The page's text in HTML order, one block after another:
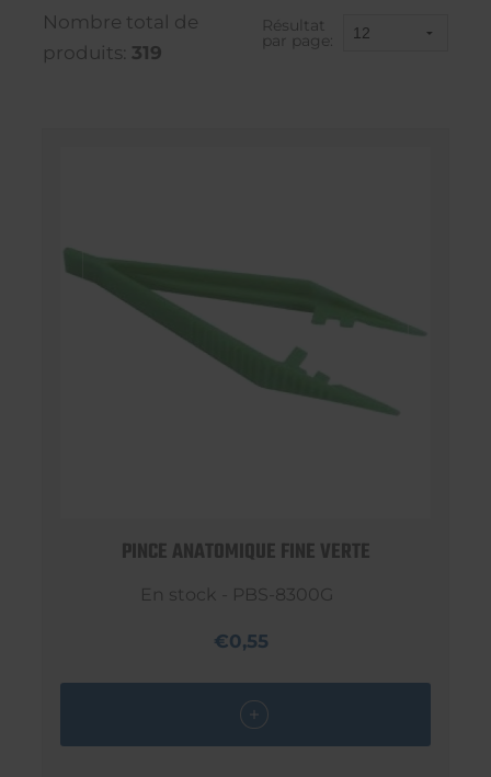
Nombre total de
produits: 319
Résultat
par page:
PINCE ANATOMIQUE FINE VERTE
En stock - PBS-8300G
€0,55